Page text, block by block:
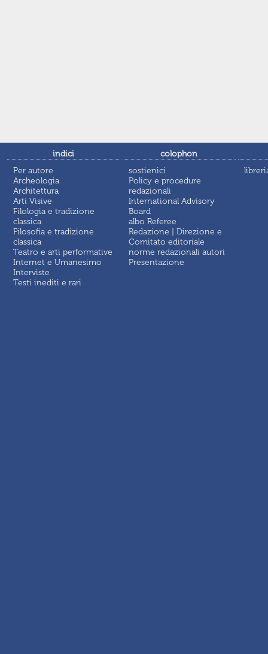
indici
Per autore
Archeologia
Architettura
Arti Visive
Filologia e tradizione
classica
Filosofia e tradizione
classica
Teatro e arti performative
Internet e Umanesimo
Interviste
Testi inediti e rari
colophon
sostienici
Policy e procedure
redazionali
International Advisory
Board
albo Referee
Redazione | Direzione e
Comitato editoriale
norme redazionali autori
Presentazione